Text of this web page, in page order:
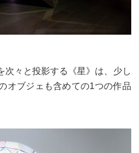
次々と投影する《星》は、少し
オブジェも含めての1つの作品